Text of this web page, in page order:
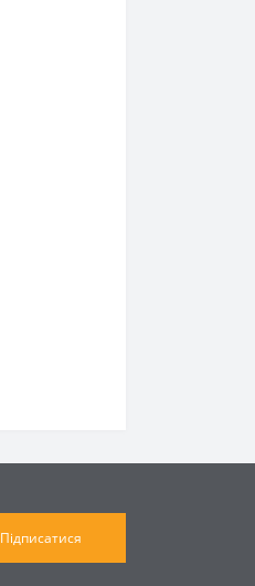
Підписатися